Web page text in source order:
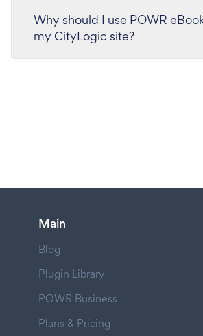
Why should I use POWR
my CityLogic site?
Main
Blog
Plugin Library
POWR Business
Plans & Pricing